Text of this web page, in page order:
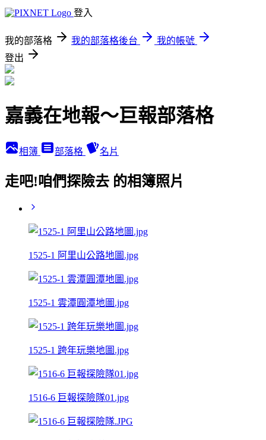
登入
我的部落格 我的部落格後台
我的帳號
登出
嘉義在地報～巨報部落格
相簿 部落格 名片
走吧!咱們探險去 的相簿照片
1525-1 阿里山公路地圖.jpg
1525-1 雲潭圓潭地圖.jpg
1525-1 跨年玩樂地圖.jpg
1516-6 巨報探險隊01.jpg